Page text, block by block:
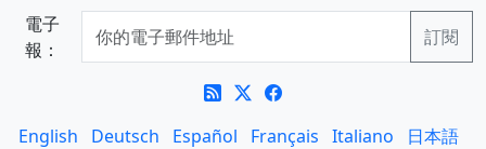
電子
報：
English Deutsch Español Français Italiano
日本語